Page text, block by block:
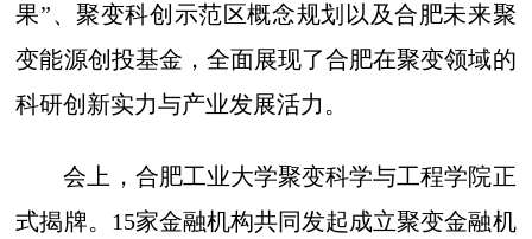
果”、聚变科创示范区概念规划以及合肥未来聚
变能源创投基金，全面展现了合肥在聚变领域的
科研创新实力与产业发展活力。
会上，合肥工业大学聚变科学与工程学院正
式揭牌。15家金融机构共同发起成立聚变金融机